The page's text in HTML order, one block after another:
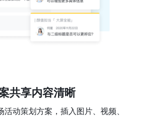
共享内容清晰
动策划方案，插入图片、视频、